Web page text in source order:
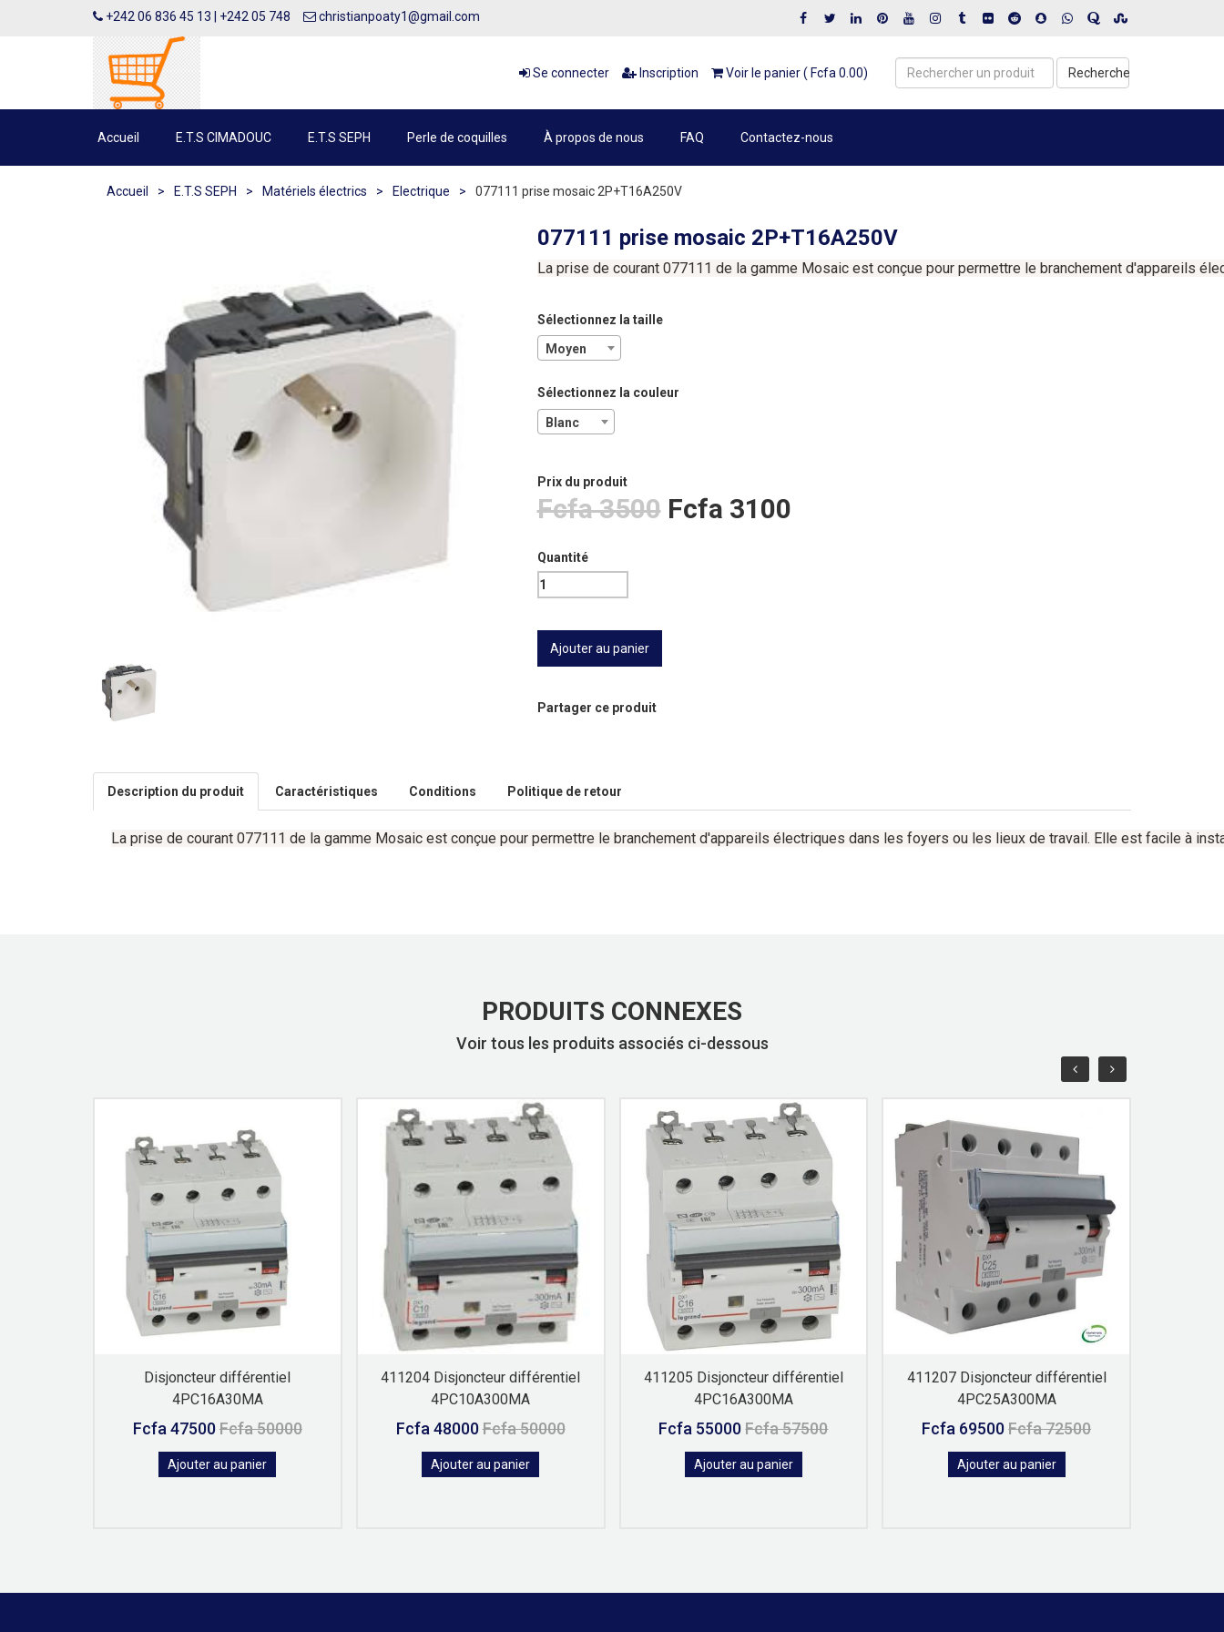
+242 06 836 45 13 | +242 05 748 christianpoaty1@gmail.com
Se connecter Inscription Voir le panier ( Fcfa 0.00) Recherche
Accueil E.T.S CIMADOUC E.T.S SEPH Perle de coquilles À propos de nous FAQ Contactez-nous
Accueil > E.T.S SEPH > Matériels électrics > Electrique > 077111 prise mosaic 2P+T16A250V
077111 prise mosaic 2P+T16A250V
La prise de courant 077111 de la gamme Mosaic est conçue pour permettre le branchement d'appareils
Sélectionnez la taille
Moyen
Sélectionnez la couleur
Blanc
Prix ​​du produit
Fcfa 3500Fcfa 3100
Quantité
Partager ce produit
Description du produit Caractéristiques Conditions Politique de retour
La prise de courant 077111 de la gamme Mosaic est conçue pour permettre le branchement d'appareils électriques dans les foyers ou les lieux de travail. Elle est facile à
PRODUITS CONNEXES
Voir tous les produits associés ci-dessous
Disjoncteur différentiel
4PC16A30MA
Fcfa 47500Fcfa 50000
Ajouter au panier
411204 Disjoncteur différentiel
4PC10A300MA
Fcfa 48000Fcfa 50000
Ajouter au panier
411205 Disjoncteur différentiel
4PC16A300MA
Fcfa 55000Fcfa 57500
Ajouter au panier
411207 Disjoncteur différentiel
4PC25A300MA
Fcfa 69500Fcfa 72500
Ajouter au panier